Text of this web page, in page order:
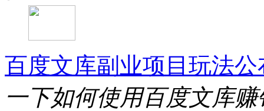
百度文库副业项目玩法
一下如何使用百度文库